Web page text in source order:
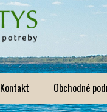
Kontakt Obchodné